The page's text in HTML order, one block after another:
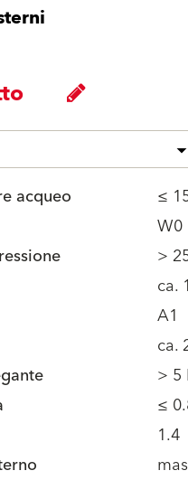
acqueo
≤
W0
>
ca.
A1
ca.
> 5
≤
1.4